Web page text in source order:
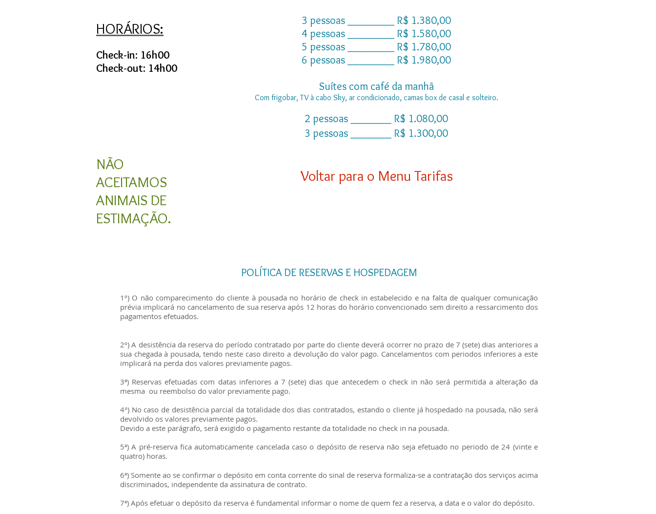
HORÁRIOS:
Check-in: 16h00
Check-out: 14h00
3 pessoas ________ R$ 1.380,00
4 pessoas ________ R$ 1.580,00
5 pessoas ________ R$ 1.780,00
6 pessoas ________ R$ 1.980,00
Suítes com café da manhã
Com frigobar, TV à cabo Sky, ar condicionado, camas box de casal e solteiro.
2 pessoas _______ R$ 1.080,00
3 pessoas _______ R$ 1.300,00
NÃO
ACEITAMOS
ANIMAIS DE
ESTIMAÇÃO.
Voltar para o Menu Tarifas
POLÍTICA DE RESERVAS E HOSPEDAGEM
1º) O não comparecimento do cliente à pousada no horário de check in estabelecido e na falta de qualquer comunicação
prévia implicará no cancelamento de sua reserva após 12 horas do horário convencionado sem direito a ressarcimento dos
pagamentos efetuados.
2º) A desistência da reserva do período contratado por parte do cliente deverá ocorrer no prazo de 7 (sete) dias anteriores a
sua chegada à pousada, tendo neste caso direito a devolução do valor pago. Cancelamentos com periodos inferiores a este
implicará na perda dos valores previamente pagos.
3ª) Reservas efetuadas com datas inferiores a 7 (sete) dias que antecedem o check in não será permitida a alteração da
mesma ou reembolso do valor previamente pago.
4°) No caso de desistência parcial da totalidade dos dias contratados, estando o cliente já hospedado na pousada, não será
devolvido os valores previamente pagos.
Devido a este parágrafo, será exigido o pagamento restante da totalidade no check in na pousada.
5ª) A pré-reserva fica automaticamente cancelada caso o depósito de reserva não seja efetuado no periodo de 24 (vinte e
quatro) horas.
6ª) Somente ao se confirmar o depósito em conta corrente do sinal de reserva formaliza-se a contratação dos serviços acima
discriminados, independente da assinatura de contrato.
7ª) Após efetuar o depósito da reserva é fundamental informar o nome de quem fez a reserva, a data e o valor do depósito.